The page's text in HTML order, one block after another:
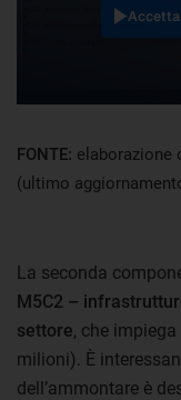
Accetta
FONTE: elaborazione
(ultimo
La seconda
M5C2 –
settore, che
milioni). È
dell’ammontare è